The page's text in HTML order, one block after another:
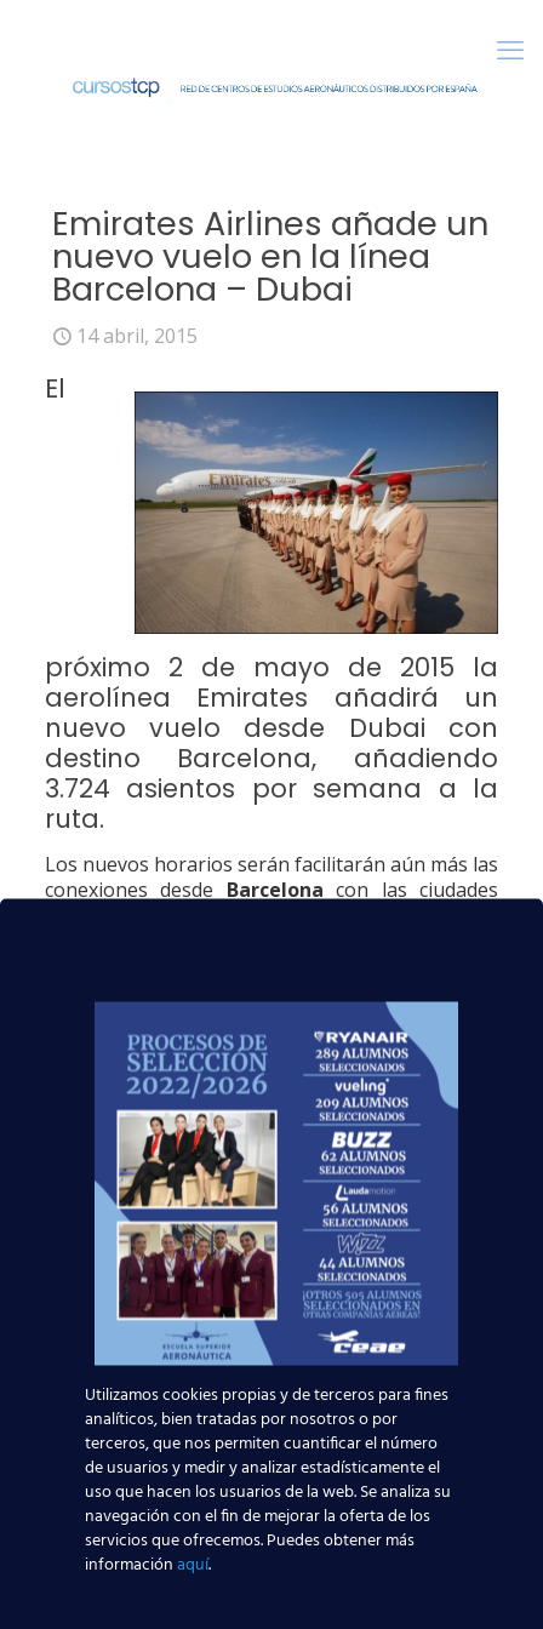
Emirates Airlines añade un
nuevo vuelo en la línea
Barcelona – Dubai
14 abril, 2015
El
próximo 2 de mayo de 2015 la
aerolínea Emirates añadirá un
nuevo vuelo desde Dubai con
destino Barcelona, añadiendo
3.724 asientos por semana a la
ruta.
Los nuevos horarios serán facilitarán aún más las
conexiones desde Barcelona con las ciudades
a las 21.00 hrs. El EK 188
despegará diariamente de Barcelona a las 22.45
hrs. y tomará tierra en Dubái a las 07.25 hrs. del
día siguiente.
“Barcelona sigue siendo una historia de enorme
éxito para Emirates. En menos de tres años no
solo hemos lanzado un nuevo servicio diario sino
que también, hemos aumentado
significativamente la capacidad con el fin de
satisfacer la demanda del cliente. Este vuelo
adicional diario supone un gran impulso a
nuestras operaciones y subraya nuestro firme
compromiso para con el mercado español”
comentó Hubert Frach, vicepresidente del grupo
Emirates.
Siguen aumentado el número de vuelos con el
consiguiente aumento en el número de asientos.
Es señal inequívoca de que el sector aeronáutico
genera empleo. Para acceder a esta demanda
laboral debes estar en posesión del título de
Tripulante de Cabina de Pasajeros TCP
Utilizamos cookies propias y de terceros para fines
analíticos, bien tratadas por nosotros o por
terceros, que nos permiten cuantificar el número
de usuarios y medir y analizar estadísticamente el
uso que hacen los usuarios de la web. Se analiza su
navegación con el fin de mejorar la oferta de los
servicios que ofrecemos. Puedes obtener más
informaciónaquí.